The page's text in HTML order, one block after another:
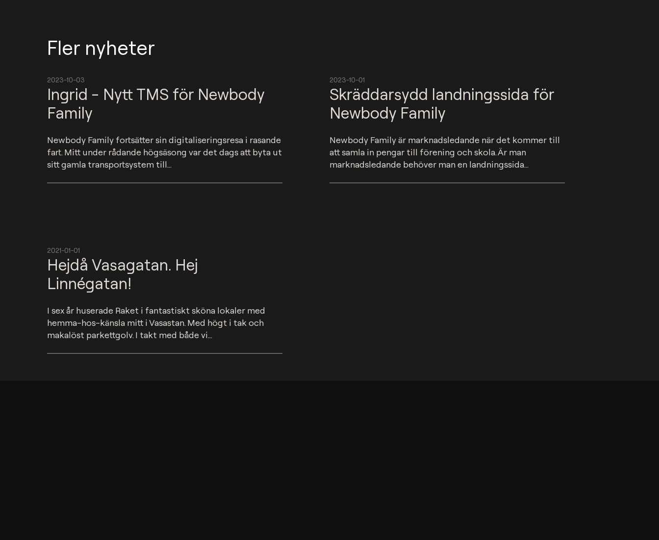
Fler nyheter
2023-10-03
Ingrid - Nytt TMS för Newbody
Family
Newbody Family fortsätter sin digitaliseringsresa i rasande
fart. Mitt under rådande högsäsong var det dags att byta ut
sitt gamla transportsystem till...
2023-10-01
Skräddarsydd landningssida för
Newbody Family
Newbody Family är marknadsledande när det kommer till
att samla in pengar till förening och skola. Är man
marknadsledande behöver man en landningssida...
2021-01-01
Hejdå Vasagatan. Hej
Linnégatan!
I sex år huserade Raket i fantastiskt sköna lokaler med
hemma-hos-känsla mitt i Vasastan. Med högt i tak och
makalöst parkettgolv. I takt med både vi...